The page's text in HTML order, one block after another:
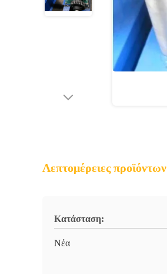
Λεπτομέρειες προϊόντων
Κατάσταση:
Νέα